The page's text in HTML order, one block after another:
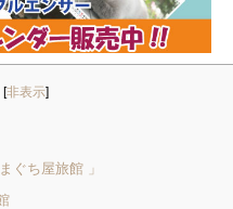
[非表示]
ぐち屋旅館 」